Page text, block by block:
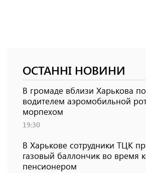
ОСТАННІ НОВИНИ
В громаде вблизи Харькова
водителем аэромобильной
морпехом
19:30
В Харькове сотрудники ТЦК
газовый баллончик во время
пенсионером